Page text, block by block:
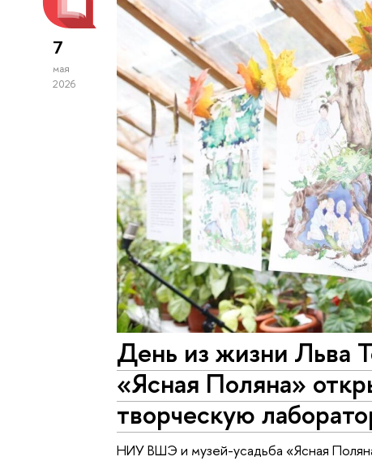
7
мая
2026
День из жизни Льва
«Ясная Поляна»
творческую
НИУ ВШЭ и музей-усадьба «Ясная